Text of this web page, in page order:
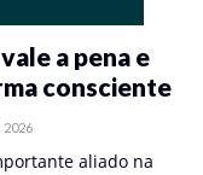
a pena e
consciente
2026
aliado na